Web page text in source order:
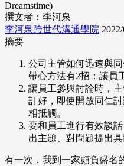
Dreamstime)
撰文者：李河泉
李河泉跨世代溝通學院
摘要
公司主管如何迅速與
帶心方法有2招：讓員
讓員工參與討論時，
訂好，即使開放同仁
相抵觸。
要和員工進行有效談
出主題、對問題提出
有一次，我到一家頗負盛名